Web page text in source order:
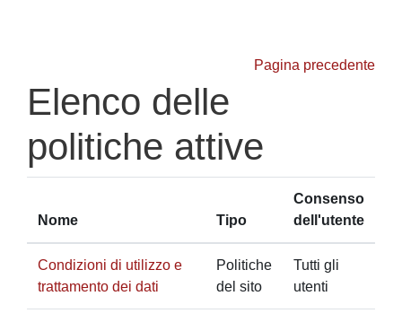
Pagina precedente
Elenco delle
politiche attive
Nome Tipo
Consenso
dell'utente
Condizioni di utilizzo e
trattamento dei dati
Politiche
del sito
Tutti gli
utenti